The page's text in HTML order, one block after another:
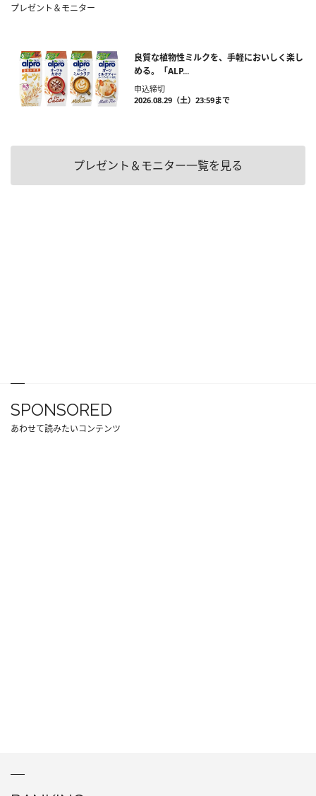
プレゼント＆モニター
良質な植物性ミルクを、手軽においしく楽し
める。「ALP...
申込締切
2026.08.29（土）23:59まで
プレゼント＆モニター一覧を見る
SPONSORED
あわせて読みたいコンテンツ